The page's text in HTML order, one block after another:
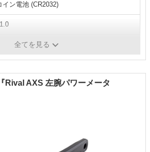
イン電池 (CR2032)
全てを見る
Rival AXS 左腕パワーメータ